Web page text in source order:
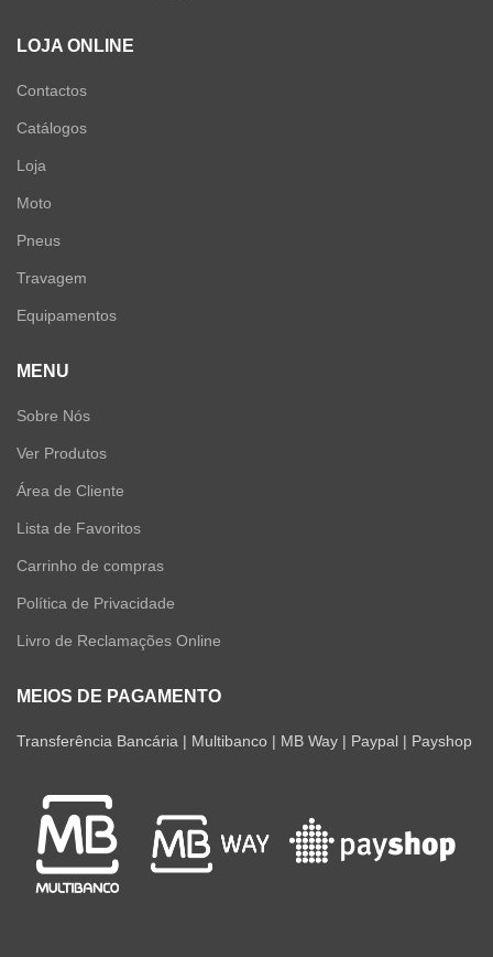
LOJA ONLINE
Contactos
Catálogos
Loja
Moto
Pneus
Travagem
Equipamentos
MENU
Sobre Nós
Ver Produtos
Área de Cliente
Lista de Favoritos
Carrinho de compras
Política de Privacidade
Livro de Reclamações Online
MEIOS DE PAGAMENTO
Transferência Bancária | Multibanco | MB Way | Paypal | Payshop